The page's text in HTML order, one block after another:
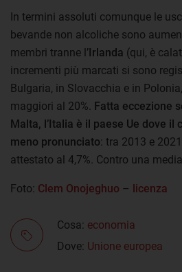
In termini assoluti comunque le
bevande non alcoliche sono
membri tranne l’Irlanda (qui, è
incrementi più marcati si sono
Bulgaria, in Slovacchia e in
maggiori al 20%. Fatta eccezione
Malta, l’Italia è il paese Ue dove il
meno pronunciato: tra 2013 e
attestato al 4,7%. Contro una media
Foto: Clem Onojeghuo – licenza
Cosa: economia
Dove: Unione europea